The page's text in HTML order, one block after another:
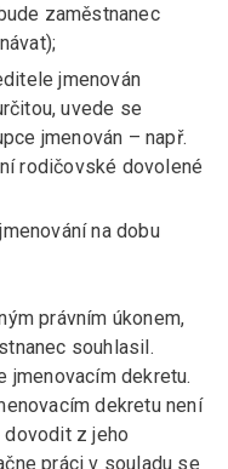
zaměstnanec
jmenován
uvede se
jmenován – např.
rodičovské dovolené
na dobu
právním úkonem,
souhlasil.
jmenovacím dekretu.
dekretu není
z jeho
práci v souladu se